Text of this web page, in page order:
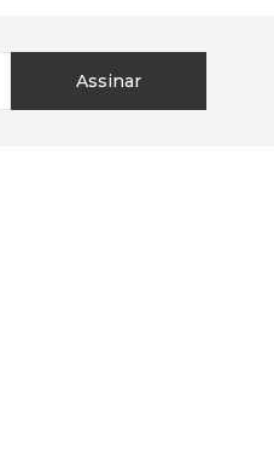
Assinar